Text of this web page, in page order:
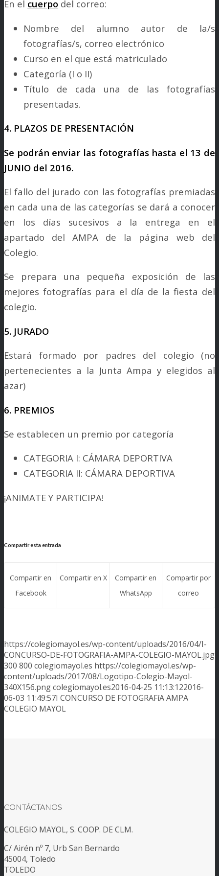
En el cuerpo del correo:
Nombre del alumno autor de la/s
fotografías/s, correo electrónico
Curso en el que está matriculado
Categoría (I o II)
Título de cada una de las fotografías
presentadas.
4. PLAZOS DE PRESENTACIÓN
Se podrán enviar las fotografías hasta el 13 de
JUNIO del 2016.
El fallo del jurado con las fotografías premiadas
en cada una de las categorías se dará a conocer
en los días sucesivos a la entrega en el
apartado del AMPA de la página web del
Colegio.
Se prepara una pequeña exposición de las
mejores fotografías para el día de la fiesta del
colegio.
5. JURADO
Estará formado por padres del colegio (no
pertenecientes a la Junta Ampa y elegidos al
azar)
6. PREMIOS
Se establecen un premio por categoría
CATEGORIA I: CÁMARA DEPORTIVA
CATEGORIA II: CÁMARA DEPORTIVA
¡ANIMATE Y PARTICIPA!
Compartir esta entrada
Compartir en
Facebook
Compartir en X
Compartir en
WhatsApp
Compartir por
correo
https://colegiomayol.es/wp-content/uploads/2016/04/I-
CONCURSO-DE-FOTOGRAFIA-AMPA-COLEGIO-MAYOL.jpg
300 800 colegiomayol.es https://colegiomayol.es/wp-
content/uploads/2017/08/Logotipo-Colegio-Mayol-
340X156.pngcolegiomayol.es2016-04-25 11:13:122016-
06-03 11:49:57I CONCURSO DE FOTOGRAFíA AMPA
COLEGIO MAYOL
CONTÁCTANOS
COLEGIO MAYOL, S. COOP. DE CLM.
C/ Airén nº 7, Urb San Bernardo
45004, Toledo
TOLEDO